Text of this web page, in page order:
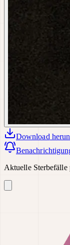
Download
Aktuelle Sterbefälle